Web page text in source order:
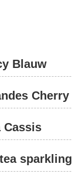
Blauw
Cherry
Cassis
sparkling